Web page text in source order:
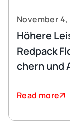
November 4,
Höhere
Redpack
chern und
Read more